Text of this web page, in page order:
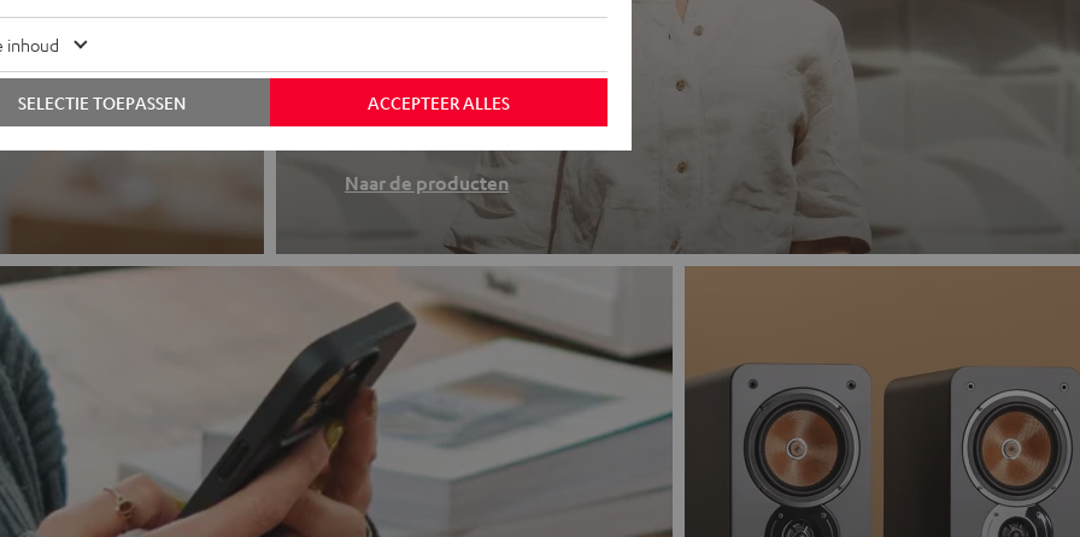
of all-in-one
Koptelefoons
Teufel sound to go
Naar de producten
inhoud
ACCEPTEER ALLES
SELECTIE TOEPASSEN